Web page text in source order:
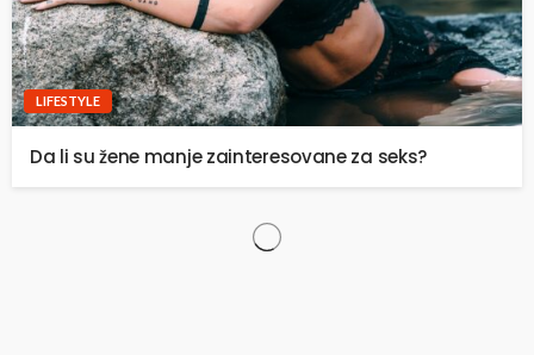
LIFESTYLE
Da li su žene manje zainteresovane za seks?